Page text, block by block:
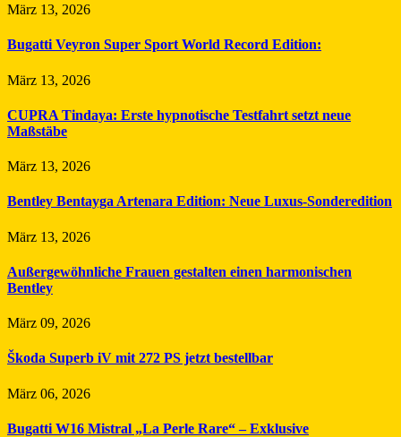
März 13, 2026
Bugatti Veyron Super Sport World Record Edition:
März 13, 2026
CUPRA Tindaya: Erste hypnotische Testfahrt setzt neue
Maßstäbe
März 13, 2026
Bentley Bentayga Artenara Edition: Neue Luxus-Sonderedition
März 13, 2026
Außergewöhnliche Frauen gestalten einen harmonischen
Bentley
März 09, 2026
Škoda Superb iV mit 272 PS jetzt bestellbar
März 06, 2026
Bugatti W16 Mistral „La Perle Rare“ – Exklusive